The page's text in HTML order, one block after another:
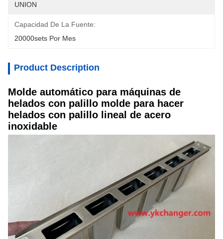
UNION
Capacidad De La Fuente:
20000sets Por Mes
Product Description
Molde automático para máquinas de
helados con palillo molde para hacer
helados con palillo lineal de acero
inoxidable